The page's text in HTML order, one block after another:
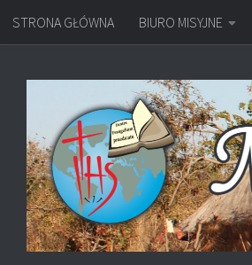
Przejdź do treści
STRONA GŁÓWNA BIURO MISYJNE